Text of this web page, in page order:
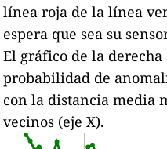
línea roja de la línea
espera que sea su
El gráfico de la
probabilidad de
con la distancia media
vecinos (eje X).